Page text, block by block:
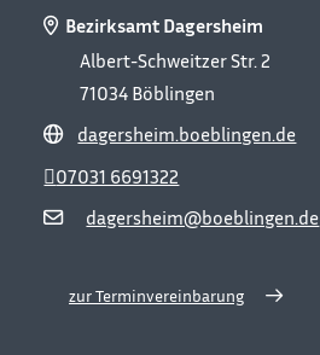
Bezirksamt Dagersheim
Albert-Schweitzer Str. 2
71034 Böblingen
dagersheim.boeblingen.de
dagersheim@boeblingen.de
07031 6691322
zur Terminvereinbarung